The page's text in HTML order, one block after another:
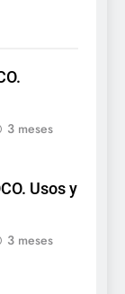
3 meses
Usos y
3 meses